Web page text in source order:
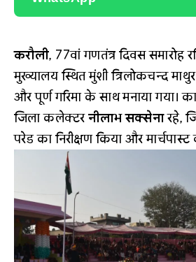
करौली, 77वां गणतंत्र दिवस समारोह
मुख्यालय स्थित मुंशी त्रिलोकचन्द
और पूर्ण गरिमा के साथ मनाया गया।
जिला कलेक्टरनीलाभ सक्सेनारहे,
परेड का निरीक्षण किया और मार्चपास्ट